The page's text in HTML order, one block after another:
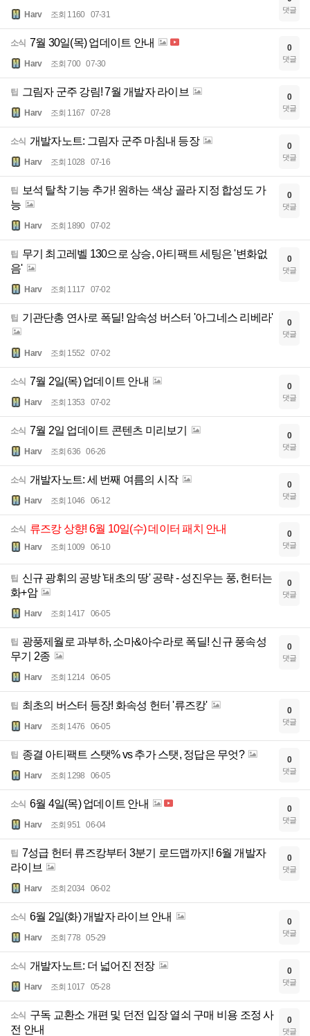
Harv 조회 1160 07-31 댓글
소식 7월 30일(목) 업데이트 안내
Harv 조회 700 07-30
0
댓글
팁 그림자 군주 강림! 7월 개발자 라이브
Harv 조회 1167 07-28
0
댓글
소식 개발자노트: 그림자 군주 마침내 등장
Harv 조회 1028 07-16
0
댓글
팁
보석 탈착 기능 추가! 원하는 색상 골라 지정 합성도 가
능
Harv 조회 1890 07-02
0
댓글
팁 무기 최고레벨 130으로 상승, 아티팩트 세팅은 '변화없
음'
Harv 조회 1117 07-02
0
댓글
팁 기관단총 연사로 폭딜! 암속성 버스터 '아그네스 리베라'
Harv 조회 1552 07-02
0
댓글
소식 7월 2일(목) 업데이트 안내
Harv 조회 1353 07-02
0
댓글
소식 7월 2일 업데이트 콘텐츠 미리보기
Harv 조회 636 06-26
0
댓글
소식 개발자노트: 세 번째 여름의 시작
Harv 조회 1046 06-12
0
댓글
소식 류즈캉 상향! 6월 10일(수) 데이터 패치 안내
Harv 조회 1009 06-10
0
댓글
팁 신규 광휘의 공방 '태초의 땅' 공략 - 성진우는 풍, 헌터는
화+암
Harv 조회 1417 06-05
0
댓글
팁 광풍제월로 과부하, 소마&아수라로 폭딜! 신규 풍속성
무기 2종
Harv 조회 1214 06-05
0
댓글
팁 최초의 버스터 등장! 화속성 헌터 '류즈캉'
Harv 조회 1476 06-05
0
댓글
팁 종결 아티팩트 스탯% vs 추가 스탯, 정답은 무엇?
Harv 조회 1298 06-05
0
댓글
소식 6월 4일(목) 업데이트 안내
Harv 조회 951 06-04
0
댓글
팁 7성급 헌터 류즈캉부터 3분기 로드맵까지! 6월 개발자
라이브
Harv 조회 2034 06-02
0
댓글
소식 6월 2일(화) 개발자 라이브 안내
Harv 조회 778 05-29
0
댓글
소식 개발자노트: 더 넓어진 전장
Harv 조회 1017 05-28
0
댓글
소식
구독 교환소 개편 및 던전 입장 열쇠 구매 비용 조정 사
전 안내
0
댓글